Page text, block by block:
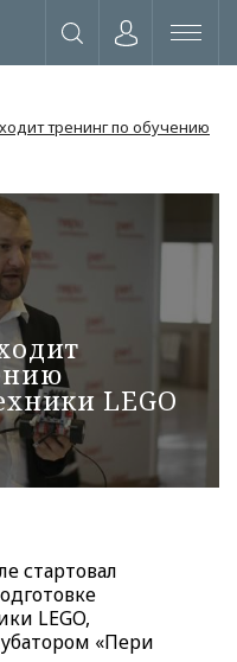
сети
тренинг по обучению
LEGO
стартовал
LEGO,
«Пери